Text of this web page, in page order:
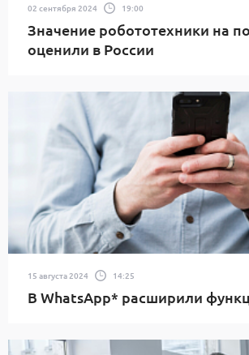
02 сентября 2024 19:00
Значение робототехники на
оценили в России
15 августа 2024 14:25
В WhatsApp* расширили